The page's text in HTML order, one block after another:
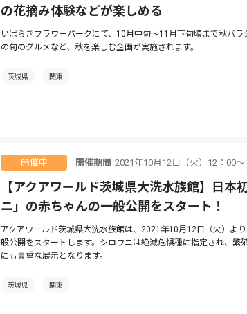
の花摘み体験などが楽しめる
いばらきフラワーパークにて、10月中旬〜11月下旬頃まで秋バ
の旬のグルメなど、秋を楽しむ企画が実施されます。
茨城県 関東
開催中 開催期間 2021年10月12日（火）12：00〜
【アクアワールド茨城県大洗水族館】日本
ニ」の赤ちゃんの一般公開をスタート！
アクアワールド茨城県大洗水族館は、2021年10月12日（火）よ
般公開をスタートします。シロワニは絶滅危惧種に指定され、繁
にも貴重な展示となります。
茨城県 関東